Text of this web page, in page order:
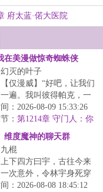
府太蓝·偌大医院
在美漫做惊奇蜘蛛侠
灭的叶子
仅漫威】“好吧，让我们
遍。我叫彼得帕克，一
漫威世界的穿越者，我
因改...
：2026-08-09 15:33:26
： 第1214章 守门人：你
维度魔神的聊天群
棍
下四方曰宇，古往今来
次意外，令林宇身死穿
穿越途中，他又意外撞
：2026-08-08 18:45:12